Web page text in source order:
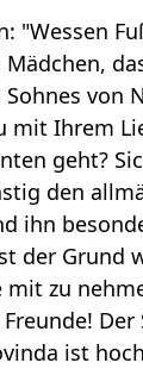
"Wessen
Mädchen,
von
mit Ihrem
geht?
den
ihn
der Grund
mit zu
Der
ist